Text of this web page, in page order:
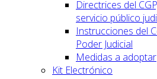
Directrices del
servicio público
Instrucciones del
Poder Judicial
Medidas a adoptar
Kit Electrónico